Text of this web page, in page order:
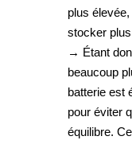
plus
stocker
→ Étant
beaucoup
batterie est
pour éviter
équilibre.